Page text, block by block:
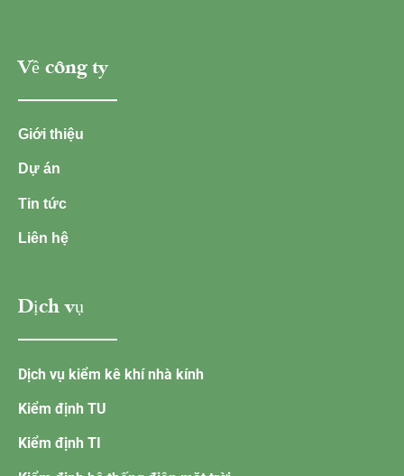
Về công ty
Giới thiệu
Dự án
Tin tức
Liên hệ
Dịch vụ
Dịch vụ kiểm kê khí nhà kính
Kiểm định TU
Kiểm định TI